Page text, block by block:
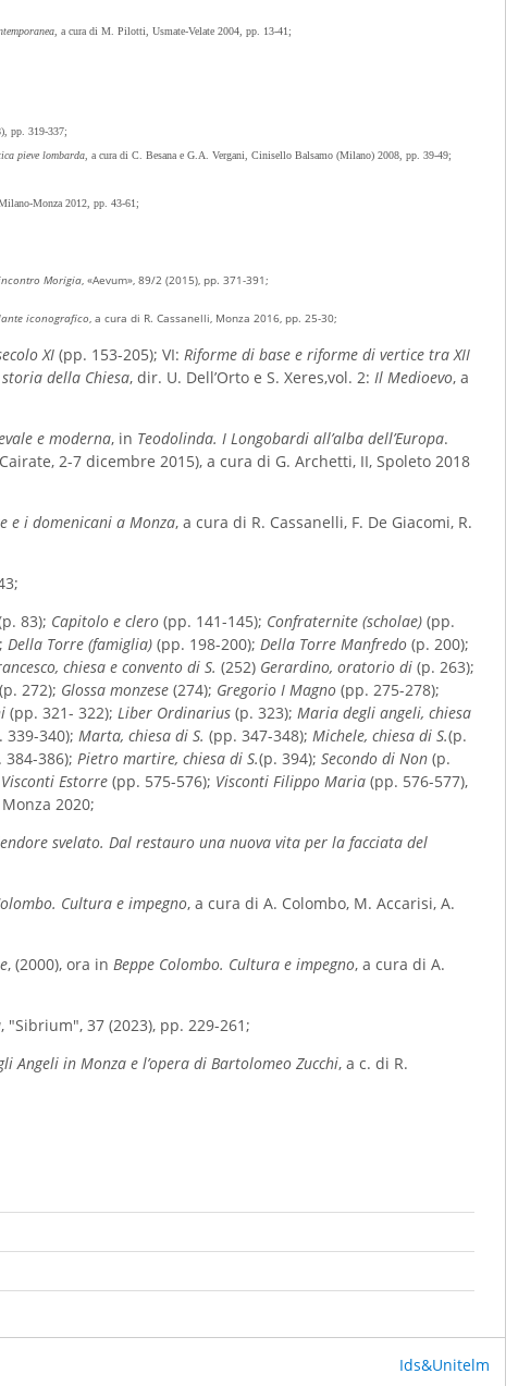
, a cura di M. Pilotti, Usmate-Velate 2004, pp. 13-41;
pp. 319-337;
pieve lombarda , a cura di C. Besana e G.A. Vergani, Cinisello Balsamo (Milano) 2008, pp. 39-49;
Monza 2012, pp. 43-61;
Morigia, «Aevum», 89/2 (2015), pp. 371-391;
iconografico, a cura di R. Cassanelli, Monza 2016, pp. 25-30;
XI (pp. 153-205); VI: Riforme di base e riforme di vertice tra XII
della Chiesa, dir. U. Dell’Orto e S. Xeres,vol. 2: Il Medioevo, a
e moderna, in Teodolinda. I Longobardi all’alba dell’Europa.
2-7 dicembre 2015), a cura di G. Archetti, II, Spoleto 2018
e i domenicani a Monza, a cura di R. Cassanelli, F. De Giacomi, R.
83); Capitolo e clero (pp. 141-145); Confraternite (scholae) (pp.
Della Torre (famiglia) (pp. 198-200); Della Torre Manfredo (p. 200);
chiesa e convento di S. (252) Gerardino, oratorio di (p. 263);
(p. 272); Glossa monzese (274); Gregorio I Magno (pp. 275-278);
(pp. 321- 322); Liber Ordinarius (p. 323); Maria degli angeli, chiesa
339-340); Marta, chiesa di S. (pp. 347-348); Michele, chiesa di S.(p.
384-386); Pietro martire, chiesa di S.(p. 394); Secondo di Non (p.
Visconti Estorre (pp. 575-576); Visconti Filippo Maria (pp. 576-577),
2020;
svelato. Dal restauro una nuova vita per la facciata del
Cultura e impegno, a cura di A. Colombo, M. Accarisi, A.
, (2000), ora in Beppe Colombo. Cultura e impegno, a cura di A.
, "Sibrium", 37 (2023), pp. 229-261;
Angeli in Monza e l’opera di Bartolomeo Zucchi, a c. di R.
Ids&Unitelm